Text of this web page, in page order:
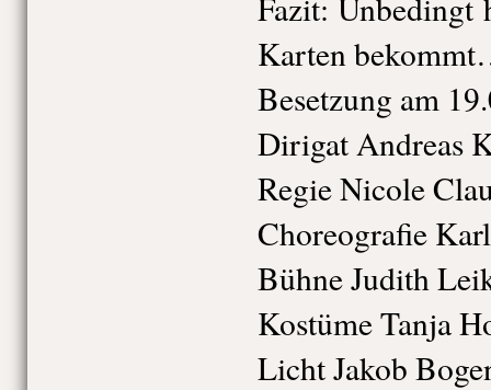
Karten
Besetzung am
Dirigat Andreas
Regie Nicole
Choreografie
Bühne Judith
Kostüme Tanja
Licht Jakob